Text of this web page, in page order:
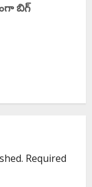
బిగ్
Required